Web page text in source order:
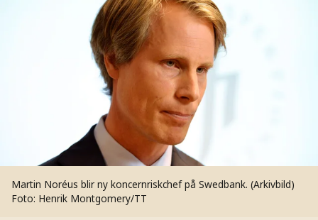
Martin Noréus blir ny koncernriskchef på Swedbank. (Arkivbild)
Foto: Henrik Montgomery/TT